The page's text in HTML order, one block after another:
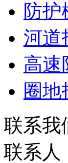
防护
河道
高速
圈地
联系我
联系人